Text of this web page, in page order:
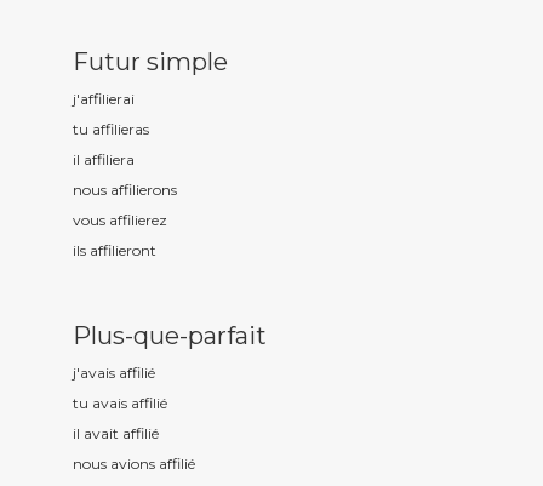
Futur simple
j'affilierai
tu affilieras
il affiliera
nous affilierons
vous affilierez
ils affilieront
Plus-que-parfait
j'avais affilié
tu avais affilié
il avait affilié
nous avions affilié